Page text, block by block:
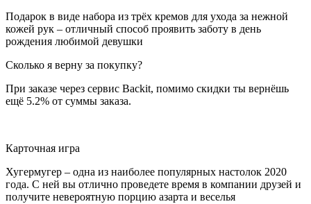
Подарок в виде набора из трёх кремов для ухода за нежной
кожей рук – отличный способ проявить заботу в день
рождения любимой девушки
Сколько я верну за покупку?
При заказе через сервис Backit, помимо скидки ты вернёшь
ещё 5.2% от суммы заказа.
Карточная игра
Хугермугер – одна из наиболее популярных настолок 2020
года. С ней вы отлично проведете время в компании друзей и
получите невероятную порцию азарта и веселья